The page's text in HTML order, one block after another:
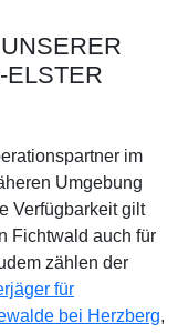
ELSTER
im
Umgebung
Verfügbarkeit gilt
Fichtwald auch für
zählen der
für
bei Herzberg,